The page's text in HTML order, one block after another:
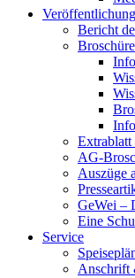
Bericht
AG-
Auszüge
GeWei –
Eine
Service
Anschrift